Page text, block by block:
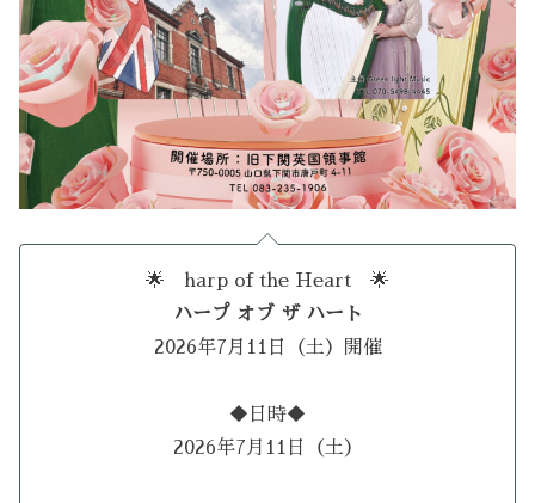
🌟 harp of the Heart 🌟
ハープ オブ ザ ハート
2026年7月11日（土）開催
◆日時◆
2026年7月11日（土）